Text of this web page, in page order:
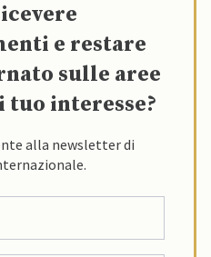
e restare
sulle aree
tuo interesse?
alla newsletter di